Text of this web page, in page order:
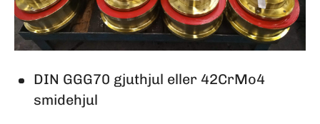
DIN GGG70 gjuthjul eller 42CrMo4
smidehjul